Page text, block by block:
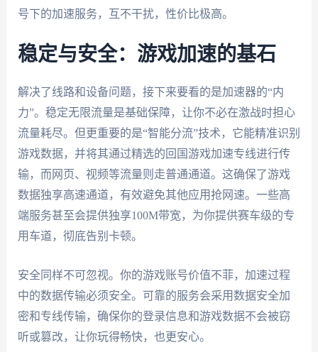
号下的加速服务，互不干扰，性价比极高。
稳定与安全：游戏加速的基石
解决了线路和设备问题，接下来要看的是加速器的“内
力”。稳定无限流量是基础保障，让你不必在激战时担心
流量耗尽。但更重要的是“智能分流”技术，它能精准识别
游戏数据，并将其通过精选的回国游戏加速专线进行传
输，而网页、视频等流量则走普通通道。这确保了游戏
数据独享高速通道，有效避免其他应用抢网速。一些高
端服务甚至会提供独享100M带宽，为你提供赛车级的专
用车道，彻底告别卡顿。
安全同样不可忽视。你的游戏账号价值不菲，加速过程
中的数据传输必须安全。可靠的服务会采用数据安全加
密和专线传输，确保你的登录信息和游戏数据不会被窃
听或篡改，让你玩得畅快，也更安心。